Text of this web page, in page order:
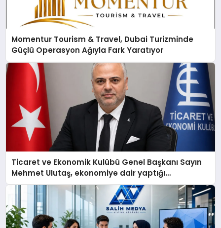
Momentur Tourism & Travel, Dubai Turizminde
Güçlü Operasyon Ağıyla Fark Yaratıyor
Ticaret ve Ekonomik Kulübü Genel Başkanı Sayın
Mehmet Ulutaş, ekonomiye dair yaptığı
açıklamada şunları kaydetti: